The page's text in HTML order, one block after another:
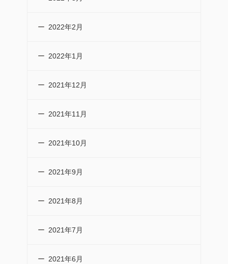
2022年2月
2022年1月
2021年12月
2021年11月
2021年10月
2021年9月
2021年8月
2021年7月
2021年6月